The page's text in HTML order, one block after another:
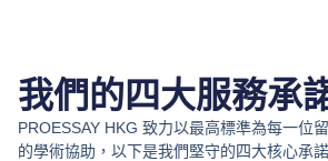
我們的四大服務承
PROESSAY HKG 致力以最高標準為每一位
的學術協助，以下是我們堅守的四大核心承諾